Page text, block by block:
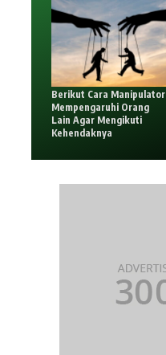
Berikut Cara Manipulator
Mempengaruhi Orang
Lain Agar Mengikuti
Kehendaknya